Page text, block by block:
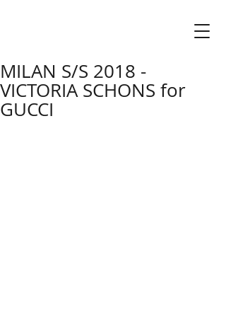
MILAN S/S 2018 -
VICTORIA SCHONS for
GUCCI